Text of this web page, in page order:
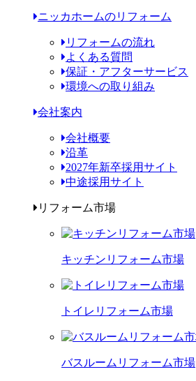
ニッカホームのリフォーム
リフォームの流れ
よくある質問
保証・アフターサービス
環境への取り組み
会社案内
会社概要
沿革
2027年新卒採用サイト
中途採用サイト
リフォーム市場
キッチンリフォーム市場
トイレリフォーム市場
バスルームリフォーム市場